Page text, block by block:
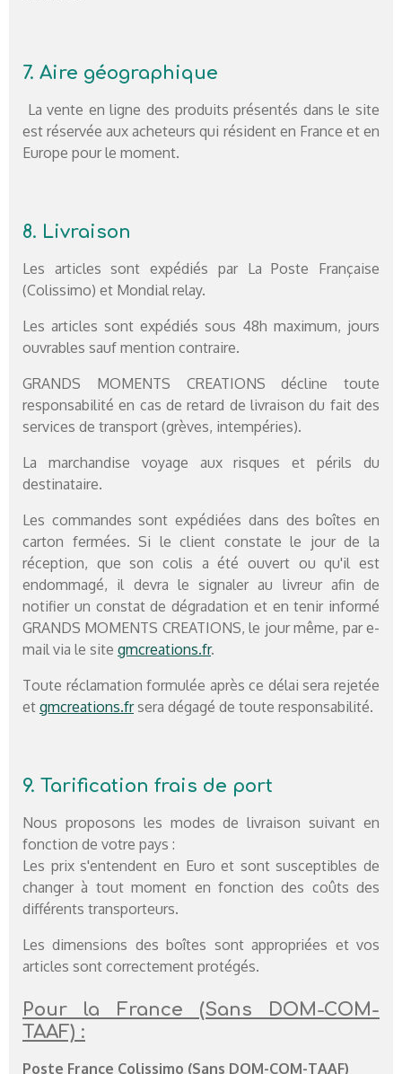
7. Aire géographique
La vente en ligne des produits présentés dans le site
est réservée aux acheteurs qui résident en France et en
Europe pour le moment.
8. Livraison
Les articles sont expédiés par La Poste Française
(Colissimo) et Mondial relay.
Les articles sont expédiés sous 48h maximum, jours
ouvrables sauf mention contraire.
GRANDS MOMENTS CREATIONS décline toute
responsabilité en cas de retard de livraison du fait des
services de transport (grèves, intempéries).
La marchandise voyage aux risques et périls du
destinataire.
Les commandes sont expédiées dans des boîtes en
carton fermées. Si le client constate le jour de la
réception, que son colis a été ouvert ou qu'il est
endommagé, il devra le signaler au livreur afin de
notifier un constat de dégradation et en tenir informé
GRANDS MOMENTS CREATIONS, le jour même, par e-
mail via le site gmcreations.fr.
Toute réclamation formulée après ce délai sera rejetée
et gmcreations.frsera dégagé de toute responsabilité.
9. Tarification frais de port
Nous proposons les modes de livraison suivant en
fonction de votre pays :
Les prix s'entendent en Euro et sont susceptibles de
changer à tout moment en fonction des coûts des
différents transporteurs.
Les dimensions des boîtes sont appropriées et vos
articles sont correctement protégés.
Pour la France (Sans DOM-COM-
TAAF) :
Poste France Colissimo (Sans DOM-COM-TAAF)